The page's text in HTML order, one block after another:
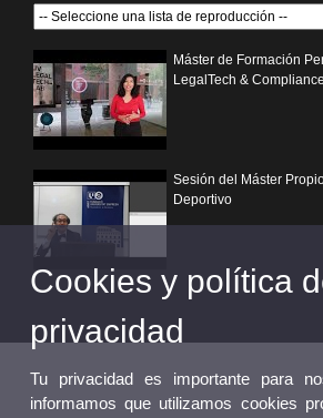
Máster de Formación
LegalTech &
Sesión del Máster
Deportivo
¿Por qué elegir un
Universitat de València?
Cookies y política
privacidad
Tu privacidad es importante para
informamos que utilizamos cookies